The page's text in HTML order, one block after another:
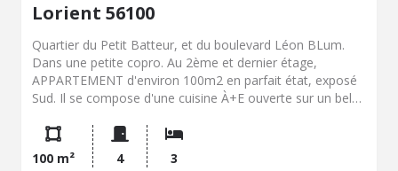
Lorient 56100
Quartier du Petit Batteur, et du boulevard Léon BLum.
Dans une petite copro. Au 2ème et dernier étage,
APPARTEMENT d'environ 100m2 en parfait état, exposé
Sud. Il se compose d'une cuisine À+E ouverte sur un bel
formée de 3 lots. CONTACTER : Nathalie BLANCHER -
PORT : 06.08.04.65.69 SMS
100 m² 4 3